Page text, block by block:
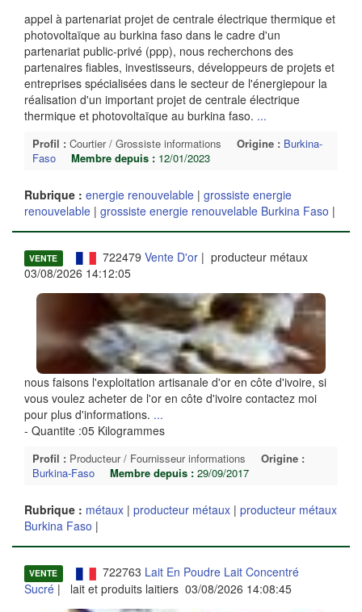
appel à partenariat projet de centrale électrique thermique et
photovoltaïque au burkina faso dans le cadre d'un
partenariat public-privé (ppp), nous recherchons des
partenaires fiables, investisseurs, développeurs de projets et
entreprises spécialisées dans le secteur de l'énergiepour la
réalisation d'un important projet de centrale électrique
thermique et photovoltaïque au burkina faso. ...
Profil : Courtier / Grossiste informations Origine : Burkina-
Faso
Membre depuis : 12/01/2023
Rubrique : energie renouvelable | grossiste energie
renouvelable | grossiste energie renouvelable Burkina Faso |
VENTE 722479 Vente D'or| producteur métaux
03/08/2026 14:12:05
nous faisons l'exploitation artisanale d'or en côte d'ivoire, si
vous voulez acheter de l'or en côte d'ivoire contactez moi
pour plus d'informations. ...
- Quantite :05 Kilogrammes
Profil : Producteur / Fournisseur informations
Origine :
Burkina-Faso
Membre depuis : 29/09/2017
Rubrique : métaux | producteur métaux | producteur métaux
Burkina Faso |
VENTE 722763 Lait En Poudre Lait Concentré
Sucré | lait et produits laitiers 03/08/2026 14:08:45